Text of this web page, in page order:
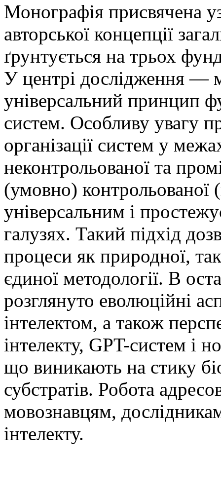
Монографія присвячена
авторської концепції
ґрунтується на трьох
У центрі дослідження —
універсальний принцип
систем. Особливу увагу
організації систем у
неконтрольованої та
(умовно) контрольованої
універсальним і
галузях. Такий підхід
процеси як природної, так
єдиної методології. В
розглянуто еволюційні
інтелектом, а також
інтелекту, GPT-систем і
що виникають на стику
субстратів. Робота
мовознавцям,
інтелекту.